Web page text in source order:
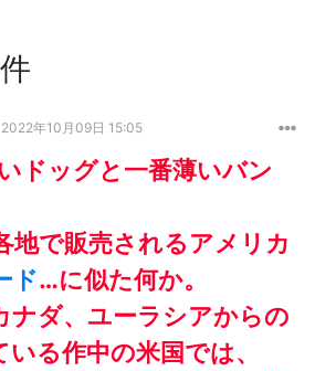
2022年10月09日 15:05
ドッグと一番薄いバン
地で販売されるアメリカ
ド…に似た何か。
ナダ、ユーラシアからの
る作中の米国では、